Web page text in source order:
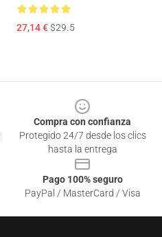
27,14 €$29.5
Compra con confianza
Protegido 24/7 desde los clics
hasta la entrega
Pago 100% seguro
PayPal / MasterCard / Visa